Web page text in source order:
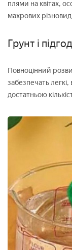
плями на квітах,
махрових
Грунт і
Повноцінний
забезпечать
достатньою